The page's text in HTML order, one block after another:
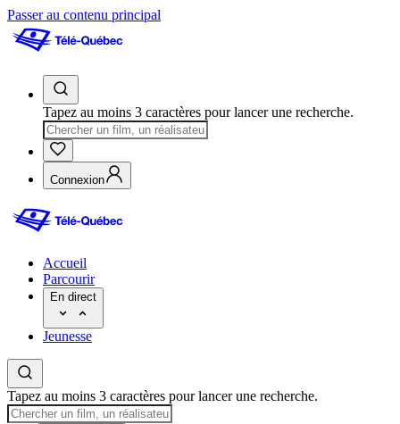
Passer au contenu principal
Tapez au moins 3 caractères pour lancer une recherche.
Connexion
Accueil
Parcourir
En direct
Jeunesse
Tapez au moins 3 caractères pour lancer une recherche.